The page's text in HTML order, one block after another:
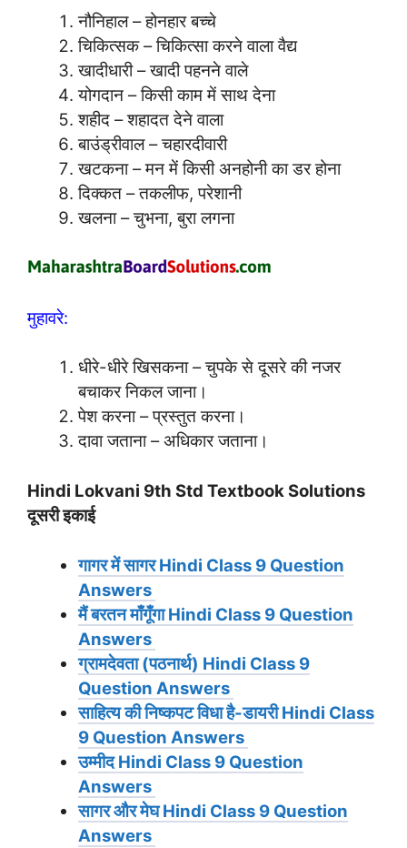
नौनिहाल – होनहार बच्चे
चिकित्सक – चिकित्सा करने वाला वैद्य
खादीधारी – खादी पहनने वाले
योगदान – किसी काम में साथ देना
शहीद – शहादत देने वाला
बाउंड्रीवाल – चहारदीवारी
खटकना – मन में किसी अनहोनी का डर होना
दिक्कत – तकलीफ, परेशानी
खलना – चुभना, बुरा लगना
मुहावरे:
धीरे-धीरे खिसकना – चुपके से दूसरे की नजर
बचाकर निकल जाना।
पेश करना – प्रस्तुत करना।
दावा जताना – अधिकार जताना।
Hindi Lokvani 9th Std Textbook Solutions
दूसरी इकाई
गागर में सागर Hindi Class 9 Question
Answers
मैं बरतन माँगूँगा Hindi Class 9 Question
Answers
ग्रामदेवता (पठनार्थ) Hindi Class 9
Question Answers
साहित्य की निष्कपट विधा है-डायरी Hindi Class
9 Question Answers
उम्मीद Hindi Class 9 Question
Answers
सागर और मेघ Hindi Class 9 Question
Answers